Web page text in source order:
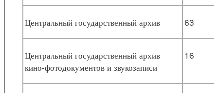
Центральный государственный архив 63
Центральный государственный архив
кино-фотодокументов и звукозаписи
16